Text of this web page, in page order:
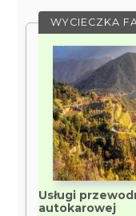
WYCIECZKA
Usługi
autokarowej